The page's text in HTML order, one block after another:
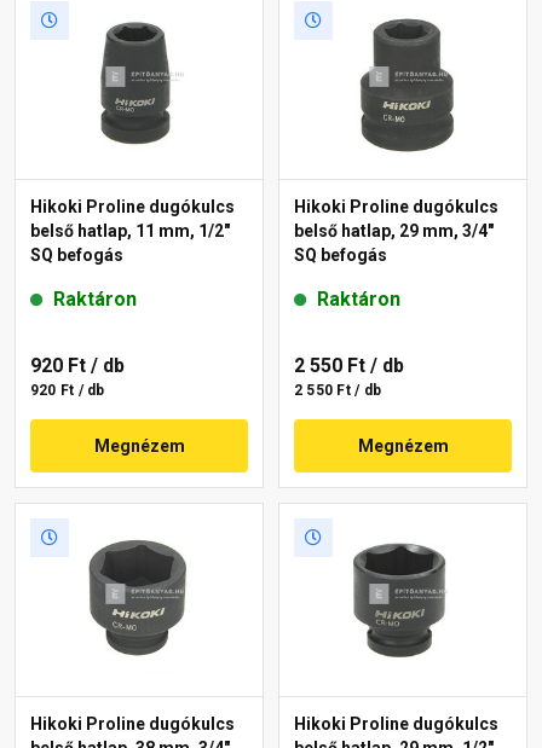
Hikoki Proline dugókulcs
belső hatlap, 11 mm, 1/2"
SQ befogás
Raktáron
920 Ft / db
920 Ft / db
Megnézem
Hikoki Proline dugókulcs
belső hatlap, 29 mm, 3/4"
SQ befogás
Raktáron
2 550 Ft / db
2 550 Ft / db
Megnézem
Hikoki Proline dugókulcs
Hikoki Proline dugókulcs